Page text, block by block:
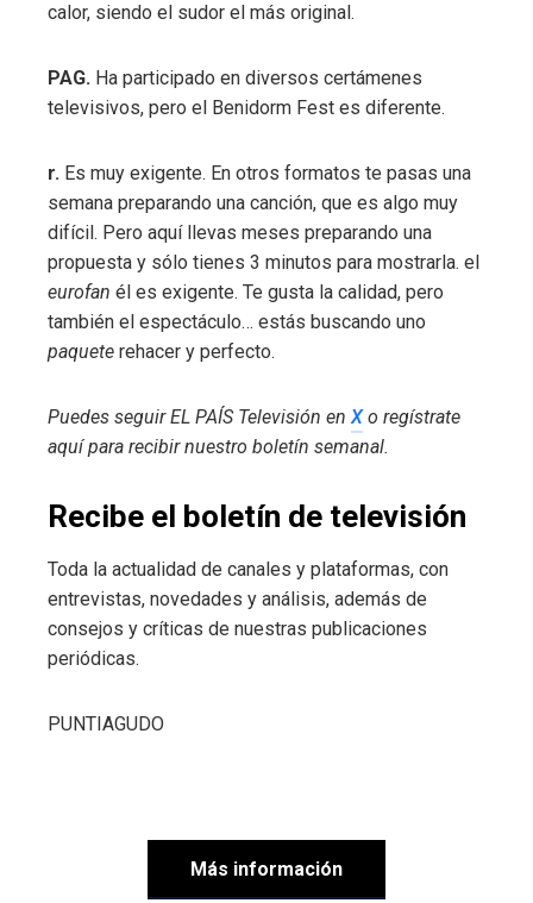
calor, siendo el sudor el más original.
PAG. Ha participado en diversos certámenes
televisivos, pero el Benidorm Fest es diferente.
r. Es muy exigente. En otros formatos te pasas una
semana preparando una canción, que es algo muy
difícil. Pero aquí llevas meses preparando una
propuesta y sólo tienes 3 minutos para mostrarla. el
eurofan él es exigente. Te gusta la calidad, pero
también el espectáculo… estás buscando uno
paquete rehacer y perfecto.
Puedes seguir EL PAÍS Televisión enXo regístrate
aquí para recibirnuestro boletín semanal.
Recibe el boletín de televisión
Toda la actualidad de canales y plataformas, con
entrevistas, novedades y análisis, además de
consejos y críticas de nuestras publicaciones
periódicas.
PUNTIAGUDO
Más información